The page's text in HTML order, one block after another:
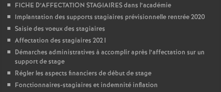
FICHE D’AFFECTATION STAGIAIRES dans l’académie
Implantation des supports stagiaires prévisionnelle rentrée 2020
Saisie des voeux des stagiaires
Affectation des stagiaires 2021
Démarches administratives à accomplir après l’affectation sur un
support de stage
Régler les aspects financiers de début de stage
Fonctionnaires-stagiaires et indemnité inflation